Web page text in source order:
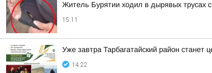
Житель Бурятии ходил в дырявых трусах
15:11
Уже завтра Тарбагатайский район
14:22